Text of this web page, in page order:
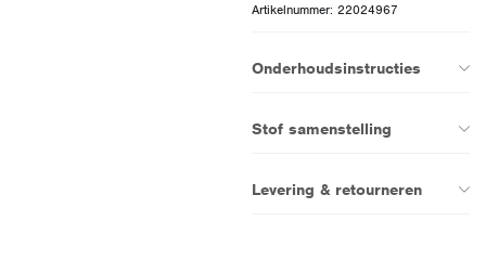
Artikelnummer: 22024967
Onderhoudsinstructies
Stof samenstelling
Levering & retourneren